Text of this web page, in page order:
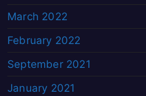
March 2022
February 2022
September 2021
January 2021